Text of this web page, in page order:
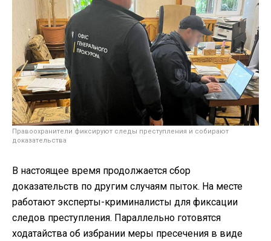
Правоохранители фиксируют следы преступления и собирают
доказательства
В настоящее время продолжается сбор
доказательств по другим случаям пыток. На месте
работают эксперты-криминалисты для фиксации
следов преступления. Параллельно готовятся
ходатайства об избрании меры пресечения в виде